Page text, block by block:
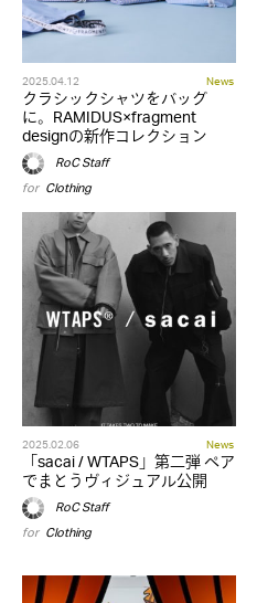
2025.04.12 News
クラシックシャツをバッグ
に。RAMIDUS×fragment
designの新作コレクション
RoC Staff
for Clothing
2025.02.06 News
「sacai / WTAPS」第二弾 ペア
でまとうヴィジュアル公開
RoC Staff
for Clothing